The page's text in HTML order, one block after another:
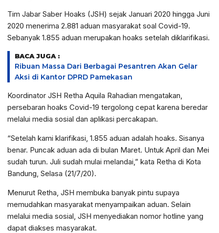
Tim Jabar Saber Hoaks (JSH) sejak Januari 2020 hingga Juni
2020 menerima 2.881 aduan masyarakat soal Covid-19.
Sebanyak 1.855 aduan merupakan hoaks setelah diklarifikasi.
BACA JUGA :
Ribuan Massa Dari Berbagai Pesantren Akan Gelar
Aksi di Kantor DPRD Pamekasan
Koordinator JSH Retha Aquila Rahadian mengatakan,
persebaran hoaks Covid-19 tergolong cepat karena beredar
melalui media sosial dan aplikasi percakapan.
“Setelah kami klarifikasi, 1.855 aduan adalah hoaks. Sisanya
benar. Puncak aduan ada di bulan Maret. Untuk April dan Mei
sudah turun. Juli sudah mulai melandai,” kata Retha di Kota
Bandung, Selasa (21/7/20).
Menurut Retha, JSH membuka banyak pintu supaya
memudahkan masyarakat menyampaikan aduan. Selain
melalui media sosial, JSH menyediakan nomor hotline yang
dapat diakses masyarakat.